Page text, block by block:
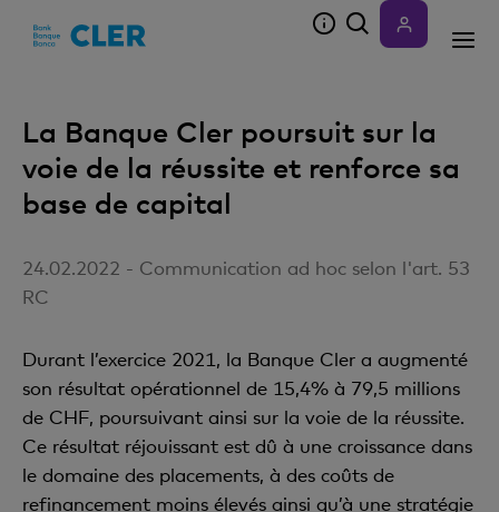
La Banque Cler poursuit sur la
voie de la réussite et renforce sa
base de capital
24.02.2022 - Communication ad hoc selon l'art. 53
RC
Durant l’exercice 2021, la Banque Cler a augmenté
son résultat opérationnel de 15,4% à 79,5 millions
de CHF, poursuivant ainsi sur la voie de la réussite.
Ce résultat réjouissant est dû à une croissance dans
le domaine des placements, à des coûts de
refinancement moins élevés ainsi qu’à une stratégie